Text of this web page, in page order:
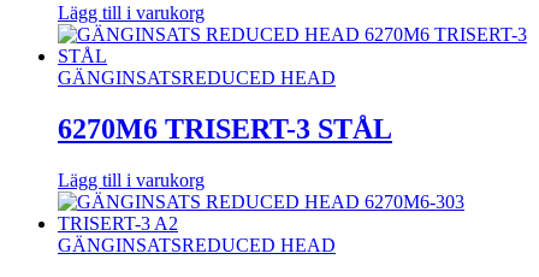
Lägg till i varukorg
GÄNGINSATSREDUCED HEAD
6270M6 TRISERT-3 STÅL
Lägg till i varukorg
GÄNGINSATSREDUCED HEAD